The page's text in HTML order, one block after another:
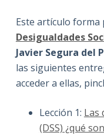
Este artículo forma
Desigualdades
Javier Segura del
las siguientes
acceder a ellas,
Lección 1: Las
(DSS) ¿qué